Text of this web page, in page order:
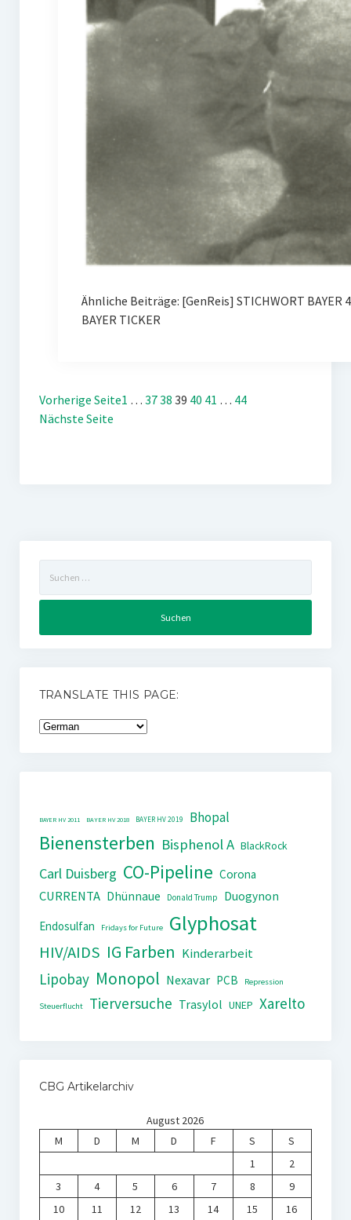
Ähnliche Beiträge: [GenReis] STICHWORT
BAYER TICKER
Vorherige Seite1 … 3738 39 40 41 … 44
Nächste Seite
nach:
TRANSLATE THIS PAGE:
BAYER HV 2011 BAYER HV 2018 BAYER HV 2019 Bhopal
Bienensterben Bisphenol A BlackRock
Carl Duisberg CO-Pipeline Corona
CURRENTA Dhünnaue Donald Trump
Duogynon
Endosulfan
Fridays for Future Glyphosat
HIV/AIDS IG Farben Kinderarbeit
Lipobay Monopol Nexavar PCB Repression
Steuerflucht Tierversuche Trasylol UNEP Xarelto
CBG Artikelarchiv
August 2026
M
D M D F S
S
1
2
3
4 5 6 7 8
9
10
11 12 13 14 15 16